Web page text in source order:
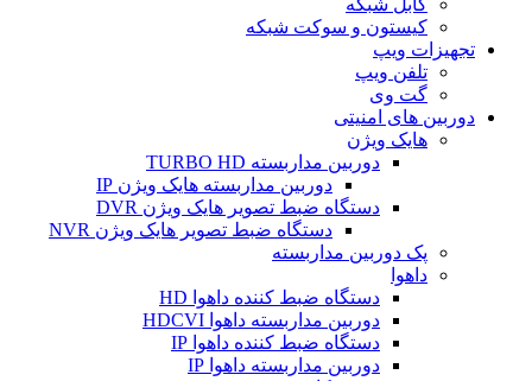
کیستون و سوکت شبکه
تجهیزات ویپ
تلفن ویپ
گت وی
دوربین های امنیتی
هایک ویژن
دوربین مداربسته TURBO HD
دوربین مداربسته هایک ویژن IP
دستگاه ضبط تصویر هایک ویژن DVR
دستگاه ضبط تصویر هایک ویژن NVR
پک دوربین مداربسته
داهوا
دستگاه ضبط کننده داهوا HD
دوربین مداربسته داهوا HDCVI
دستگاه ضبط کننده داهوا IP
دوربین مداربسته داهوا IP